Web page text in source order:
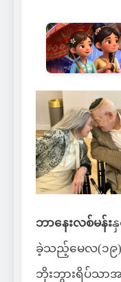
ဘာနေးလစ်မန်း
ခဲ့သည့်မေလ(၁
ဘိုးဘွားရိပ်သာ